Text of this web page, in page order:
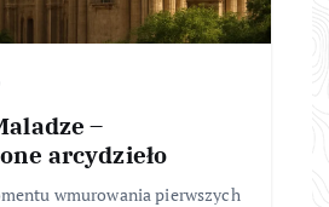
–
arcydzieło
wmurowania pierwszych